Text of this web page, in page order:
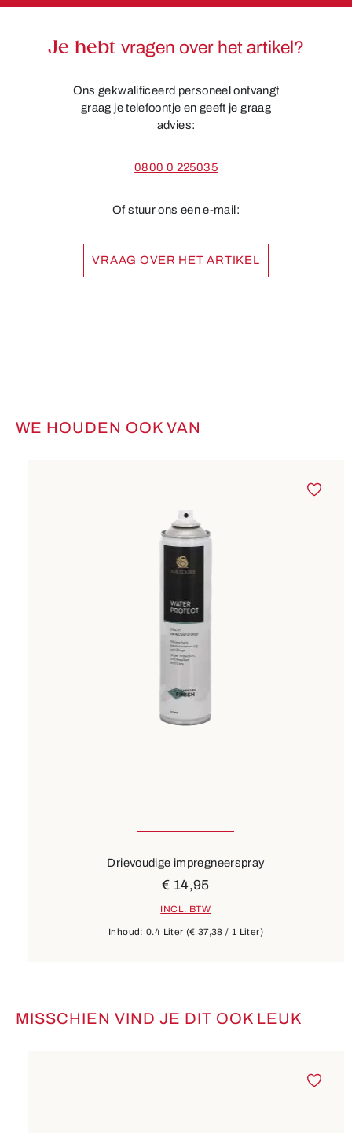
Je hebt vragen over het artikel?
Ons gekwalificeerd personeel ontvangt
graag je telefoontje en geeft je graag
advies:
0800 0 225035
Of stuur ons een e-mail:
VRAAG OVER HET ARTIKEL
Productgalerij overslaan
WE HOUDEN OOK VAN
Drievoudige impregneerspray
Inhoud:0.4 Liter (€ 37,38 / 1 Liter)
€ 14,95
INCL. BTW
Productgalerij overslaan
MISSCHIEN VIND JE DIT OOK LEUK